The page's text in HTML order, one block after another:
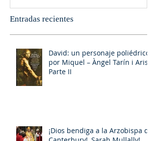
Entradas recientes
David: un personaje poliédrico,
por Miquel – Àngel Tarín i Arisó
Parte II
¡Dios bendiga a la Arzobispa de